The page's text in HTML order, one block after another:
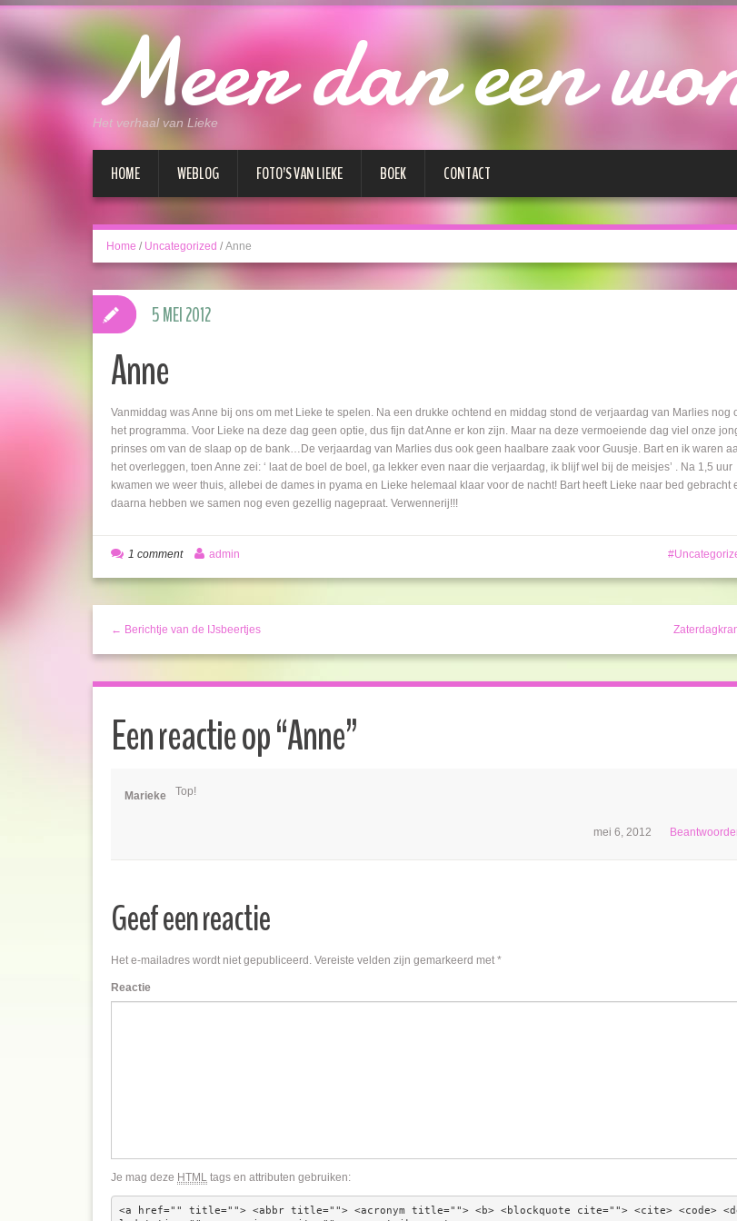
Meer dan een
Het verhaal van Lieke
HOME WEBLOG FOTO’S VAN LIEKE BOEK CONTACT
Home / Uncategorized / Anne
Anne
Vanmiddag was Anne bij ons om met Lieke te spelen. Na een drukke ochtend en middag stond de verjaardag van Marlies nog
het programma. Voor Lieke na deze dag geen optie, dus fijn dat Anne er kon zijn. Maar na deze vermoeiende dag viel onze
prinses om van de slaap op de bank…De verjaardag van Marlies dus ook geen haalbare zaak voor Guusje. Bart en ik waren
het overleggen, toen Anne zei: ‘ laat de boel de boel, ga lekker even naar die verjaardag, ik blijf wel bij de meisjes’ . Na 1,5 uur
kwamen we weer thuis, allebei de dames in pyama en Lieke helemaal klaar voor de nacht! Bart heeft Lieke naar bed gebracht
daarna hebben we samen nog even gezellig nagepraat. Verwennerij!!!
5 MEI 2012
1 comment admin
← Berichtje van de IJsbeertjes
Een reactie op “Anne”
Marieke Top!
mei 6, 2012
Geef een reactie
Het e-mailadres wordt niet gepubliceerd. Vereiste velden zijn gemarkeerd met*
Reactie
Je mag deze HTML tags en attributen gebruiken:
<a href="" title=""> <abbr title=""> <acronym title=""> <b> <blockquote cite=""> <cite> <code>